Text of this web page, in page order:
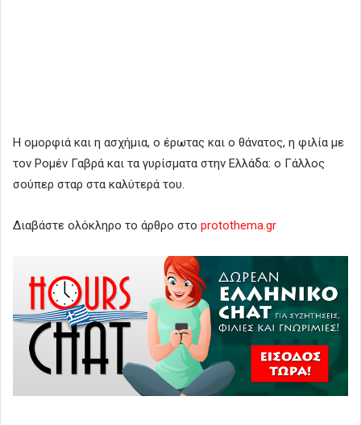
Η ομορφιά και η ασχήμια, ο έρωτας και ο θάνατος, η φιλία με
τον Ρομέν Γαβρά και τα γυρίσματα στην Ελλάδα: ο Γάλλος
σούπερ σταρ στα καλύτερά του.
Διαβάστε ολόκληρο το άρθρο στο protothema.gr